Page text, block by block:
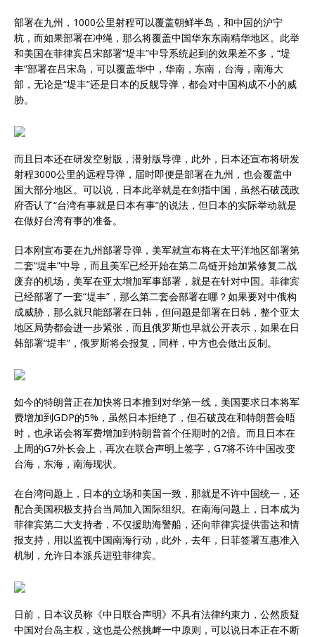
部署在九州，1000公里射程可以覆盖朝鲜半岛，和中国的沪宁
杭，而如果部署在冲绳，那么将覆盖中国华东东南精华地区。此举
和美国在菲律宾吕宋部署“堤丰”中导系统起到的效果差不多，“堤
丰”部署在吕宋岛，可以覆盖华中，华南，东南，台海，南海大
部，无论是“堤丰”还是日本的反舰导弹，都会对中国构成不小的威
胁。
而且日本还在研发空射版，潜射版导弹，此外，日本还宣布将研发
射程3000公里的远程导弹，届时即便是部署在九州，也会覆盖中
国大部分地区。可以说，日本此举就是在剑指中国，虽然石破茂政
府否认了“台湾有事就是日本有事”的说法，但日本的实际举动就是
在做好台湾有事的准备。
日本刚宣布要在九州部署导弹，美军就宣布将在太平洋地区部署第
二套“堤丰”中导，而且美军已经开始在第二岛链开始加紧修复二战
废弃的机场，美军在亚太增加军事部署，就是在针对中国。菲律宾
已经部署了一套“堤丰”，那么第二套会部署在哪？如果要对中俄构
成威胁，那么就只能部署在日韩，但问题是部署在日韩，整个亚太
地区局势都会进一步紧张，而且俄罗斯也早就公开表示，如果在日
韩部署“堤丰”，俄罗斯将会报复，同样，中方也会做出反制。
如今的特朗普正在加快将日本推到对华第一线，美国要求日本将军
费增加到GDP的5%，虽然日本拒绝了，但石破茂在和特朗普会晤
时，也承诺会将军费增加到特朗普首个任期时的2倍。而且日本在
上周的G7外长会上，再次在联合声明上签字，G7将不许中国改变
台海，东海，南海现状。
在台湾问题上，日本的立场和美国一致，那就是不许中国统一，还
配合美国积极支持台当局加入国际组织。在南海问题上，日本成为
菲律宾第二大支持者，不仅援助海警船，还向菲律宾提供雷达和情
报支持，用以监视中国南海行动，此外，去年，日菲签署互惠准入
机制，允许日本派兵进驻菲律宾。
日前，日本议员称《中日联合声明》不具有法律约束力，公然质疑
中国对台岛主权，这也是公然挑衅一中原则，可以说日本正在不断